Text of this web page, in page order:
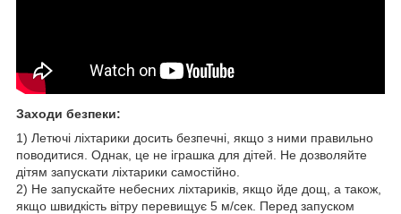
Заходи безпеки:
1) Летючі ліхтарики досить безпечні, якщо з ними правильно
поводитися. Однак, це не іграшка для дітей. Не дозволяйте
дітям запускати ліхтарики самостійно.
2) Не запускайте небесних ліхтариків, якщо йде дощ, а також,
якщо швидкість вітру перевищує 5 м/сек. Перед запуском